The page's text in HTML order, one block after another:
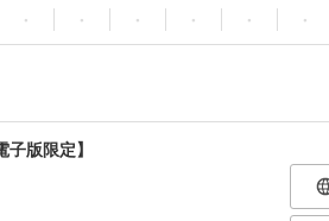
・ ・ ・ ・ ・ ・
版限定】